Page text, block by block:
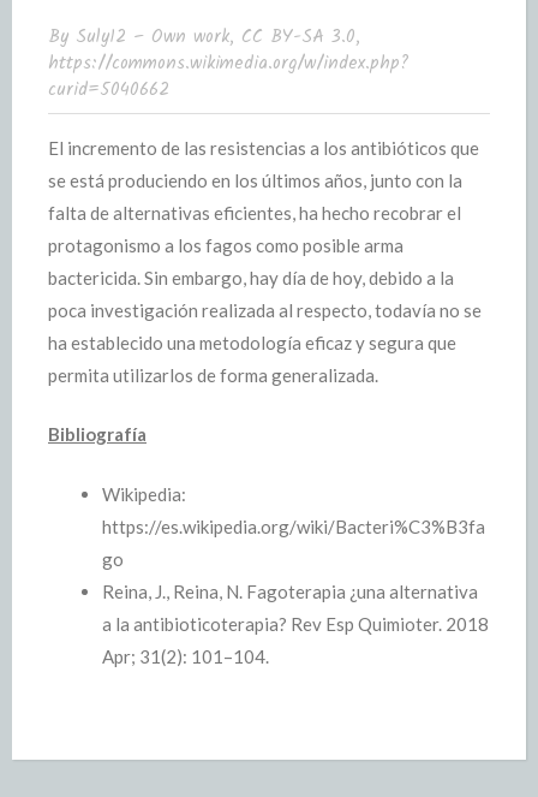
By Suly12 – Own work, CC BY-SA 3.0,
https://commons.wikimedia.org/w/index.php?
curid=5040662
El incremento de las resistencias a los antibióticos que
se está produciendo en los últimos años, junto con la
falta de alternativas eficientes, ha hecho recobrar el
protagonismo a los fagos como posible arma
bactericida. Sin embargo, hay día de hoy, debido a la
poca investigación realizada al respecto, todavía no se
ha establecido una metodología eficaz y segura que
permita utilizarlos de forma generalizada.
Bibliografía
Wikipedia:
https://es.wikipedia.org/wiki/Bacteri%C3%B3fa
go
Reina, J., Reina, N. Fagoterapia ¿una alternativa
a la antibioticoterapia? Rev Esp Quimioter. 2018
Apr; 31(2): 101–104.